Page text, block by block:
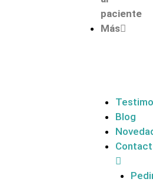
paciente
Más
Blog